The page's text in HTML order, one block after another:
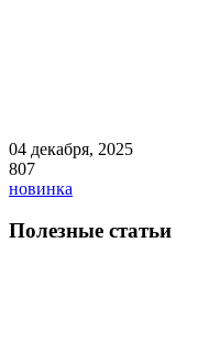
04 декабря, 2025
807
новинка
Полезные статьи